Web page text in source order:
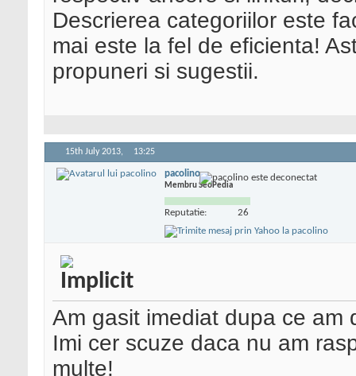
Descrierea categoriilor este
mai este la fel de eficienta!
propuneri si sugestii.
15th July 2013, 13:25
pacolino
Membru SeoPedia
Reputatie: 26
Am gasit imediat dupa ce am
Imi cer scuze daca nu am
multe!